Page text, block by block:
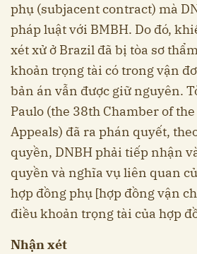
phụ (subjacent contract) mà
pháp luật với BMBH. Do đó,
xét xử ở Brazil đã bị tòa sơ
khoản trọng tài có trong vận
bản án vẫn được giữ nguyên.
Paulo (the 38th Chamber of
Appeals) đã ra phán quyết,
quyền, DNBH phải tiếp nhận
quyền và nghĩa vụ liên quan
hợp đồng phụ [hợp đồng vận
điều khoản trọng tài của hợp
Nhận xét